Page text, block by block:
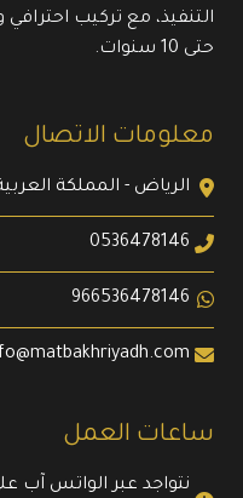
التنفيذ، مع تركيب
حتى 10 سنوات.
معلومات الاتصال
الرياض - المملكة
0536478146
966536478146
ساعات العمل
نتواجد عبر الواتس آب